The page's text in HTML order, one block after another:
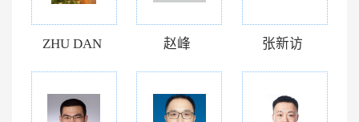
ZHU DAN 赵峰 张新访